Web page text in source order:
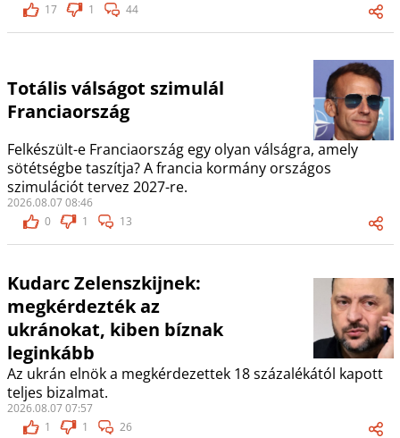
17
1 44
Totális válságot szimulál
Franciaország
Felkészült-e Franciaország egy olyan válságra, amely
sötétségbe taszítja? A francia kormány országos
szimulációt tervez 2027-re.
2026.08.07 08:46
0
1 13
Kudarc Zelenszkijnek:
megkérdezték az
ukránokat, kiben bíznak
leginkább
Az ukrán elnök a megkérdezettek 18 százalékától kapott
teljes bizalmat.
2026.08.07 07:57
1
1 26